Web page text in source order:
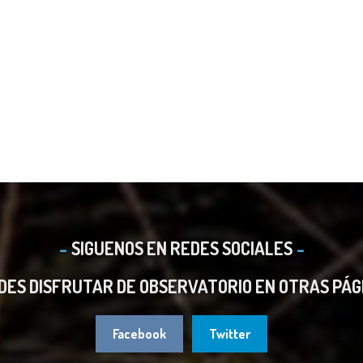
SIGUENOS EN REDES SOCIALES
DISFRUTAR DE OBSERVATORIO EN OTRAS
Facebook Twitter